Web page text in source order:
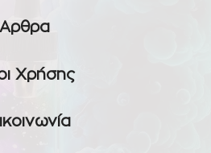
Αρθρα
Χρήσης